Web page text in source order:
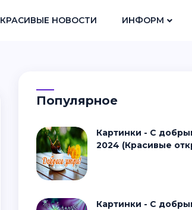
КРАСИВЫЕ НОВОСТИ ИНФОРМ
Популярное
Картинки - С добрым утром
2024 (Красивые
Картинки - С добрым